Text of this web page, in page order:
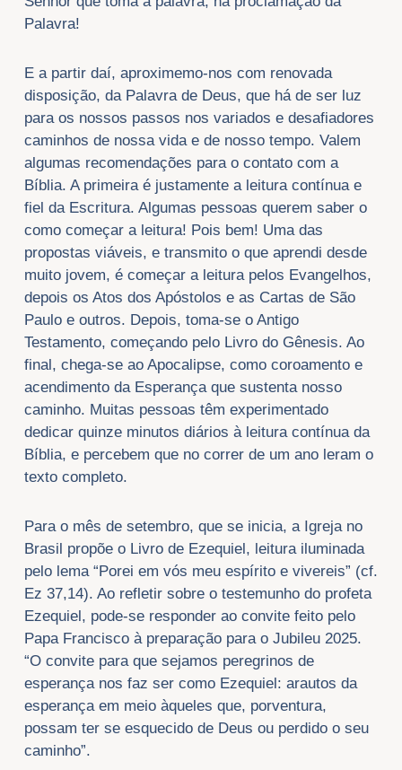
Palavra!
E a partir daí, aproximemo-nos com renovada
disposição, da Palavra de Deus, que há de ser luz
para os nossos passos nos variados e desafiadores
caminhos de nossa vida e de nosso tempo. Valem
algumas recomendações para o contato com a
Bíblia. A primeira é justamente a leitura contínua e
fiel da Escritura. Algumas pessoas querem saber o
como começar a leitura! Pois bem! Uma das
propostas viáveis, e transmito o que aprendi desde
muito jovem, é começar a leitura pelos Evangelhos,
depois os Atos dos Apóstolos e as Cartas de São
Paulo e outros. Depois, toma-se o Antigo
Testamento, começando pelo Livro do Gênesis. Ao
final, chega-se ao Apocalipse, como coroamento e
acendimento da Esperança que sustenta nosso
caminho. Muitas pessoas têm experimentado
dedicar quinze minutos diários à leitura contínua da
Bíblia, e percebem que no correr de um ano leram o
texto completo.
Para o mês de setembro, que se inicia, a Igreja no
Brasil propõe o Livro de Ezequiel, leitura iluminada
pelo lema “Porei em vós meu espírito e vivereis” (cf.
Ez 37,14). Ao refletir sobre o testemunho do profeta
Ezequiel, pode-se responder ao convite feito pelo
Papa Francisco à preparação para o Jubileu 2025.
“O convite para que sejamos peregrinos de
esperança nos faz ser como Ezequiel: arautos da
esperança em meio àqueles que, porventura,
possam ter se esquecido de Deus ou perdido o seu
caminho”.